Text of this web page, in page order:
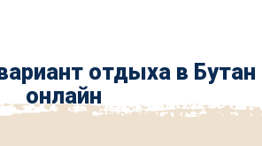
отдыха в Бутан
онлайн